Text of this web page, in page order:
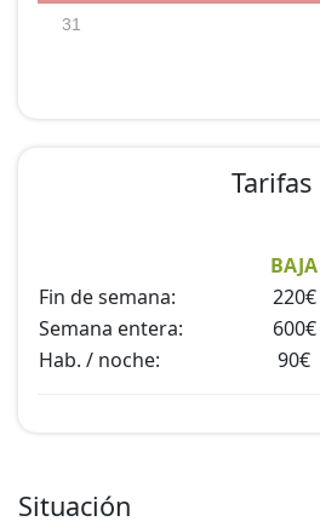
Situación
Tarifas
BAJA
Fin de semana:
220€
Semana entera:
600€
Hab. / noche:
90€